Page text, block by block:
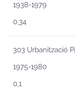
1938-1979
0,34
303 Urbanització
1975-1980
0,1